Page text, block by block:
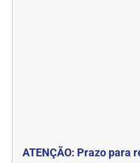
ATENÇÃO: Prazo para